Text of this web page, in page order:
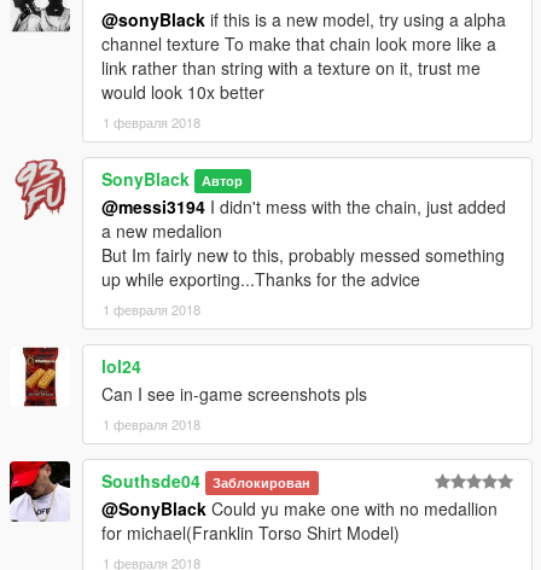
@sonyBlack if this is a new model, try using a alpha
channel texture To make that chain look more like a
link rather than string with a texture on it, trust me
would look 10x better
1 февраля 2018
SonyBlack Автор
@messi3194 I didn't mess with the chain, just added
a new medalion
But Im fairly new to this, probably messed something
up while exporting...Thanks for the advice
1 февраля 2018
lol24
Can I see in-game screenshots pls
1 февраля 2018
Southsde04 Заблокирован
@SonyBlack Could yu make one with no medallion
for michael(Franklin Torso Shirt Model)
1 февраля 2018